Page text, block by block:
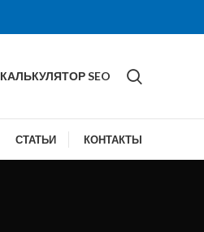
КАЛЬКУЛЯТОР SEO
СТАТЬИ КОНТАКТЫ